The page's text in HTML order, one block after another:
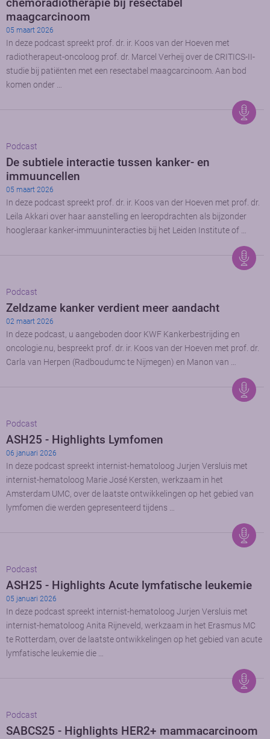
maagcarcinoom
05 maart 2026
In deze podcast spreekt prof. dr. ir. Koos van der Hoeven met
radiotherapeut-oncoloog prof. dr. Marcel Verheij over de CRITICS-II-
studie bij patiënten met een resectabel maagcarcinoom. Aan bod
komen onder …
Podcast
De subtiele interactie tussen kanker- en
immuuncellen
05 maart 2026
In deze podcast spreekt prof. dr. ir. Koos van der Hoeven met prof. dr.
Leila Akkari over haar aanstelling en leeropdrachten als bijzonder
hoogleraar kanker-immuuninteracties bij het Leiden Institute of …
Podcast
Zeldzame kanker verdient meer aandacht
02 maart 2026
In deze podcast, u aangeboden door KWF Kankerbestrijding en
oncologie.nu, bespreekt prof. dr. ir. Koos van der Hoeven met prof. dr.
Carla van Herpen (Radboudumc te Nijmegen) en Manon van …
Podcast
ASH25 - Highlights Lymfomen
06 januari 2026
In deze podcast spreekt internist-hematoloog Jurjen Versluis met
internist-hematoloog Marie José Kersten, werkzaam in het
Amsterdam UMC, over de laatste ontwikkelingen op het gebied van
lymfomen die werden gepresenteerd tijdens …
Podcast
ASH25 - Highlights Acute lymfatische leukemie
05 januari 2026
In deze podcast spreekt internist-hematoloog Jurjen Versluis met
internist-hematoloog Anita Rijneveld, werkzaam in het Erasmus MC
te Rotterdam, over de laatste ontwikkelingen op het gebied van acute
lymfatische leukemie die …
Podcast
SABCS25 - Highlights HER2+ mammacarcinoom